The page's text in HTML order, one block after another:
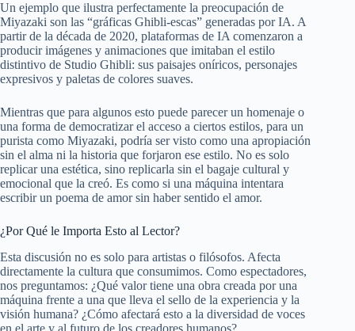
Un ejemplo que ilustra perfectamente la preocupación de
Miyazaki son las “gráficas Ghibli-escas” generadas por IA. A
partir de la década de 2020, plataformas de IA comenzaron a
producir imágenes y animaciones que imitaban el estilo
distintivo de Studio Ghibli: sus paisajes oníricos, personajes
expresivos y paletas de colores suaves.
Mientras que para algunos esto puede parecer un homenaje o
una forma de democratizar el acceso a ciertos estilos, para un
purista como Miyazaki, podría ser visto como una apropiación
sin el alma ni la historia que forjaron ese estilo. No es solo
replicar una estética, sino replicarla sin el bagaje cultural y
emocional que la creó. Es como si una máquina intentara
escribir un poema de amor sin haber sentido el amor.
¿Por Qué le Importa Esto al Lector?
Esta discusión no es solo para artistas o filósofos. Afecta
directamente la cultura que consumimos. Como espectadores,
nos preguntamos: ¿Qué valor tiene una obra creada por una
máquina frente a una que lleva el sello de la experiencia y la
visión humana? ¿Cómo afectará esto a la diversidad de voces
en el arte y al futuro de los creadores humanos?